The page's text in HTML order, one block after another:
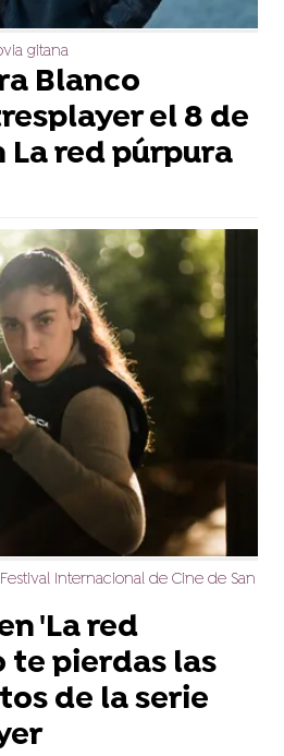
gitana
Blanco
el 8 de
red púrpura
Internacional de Cine de San
'La red
te pierdas las
de la serie